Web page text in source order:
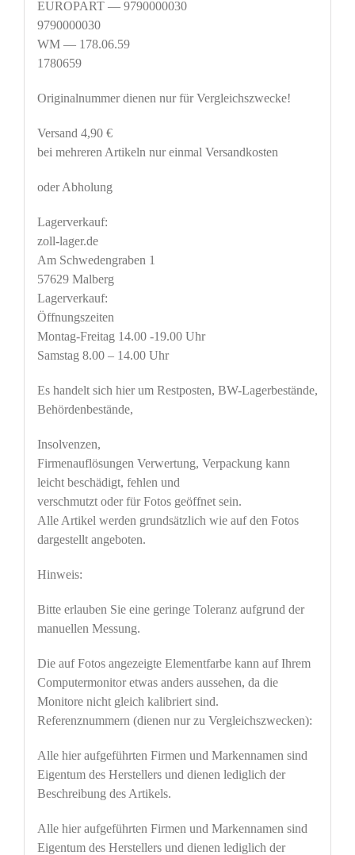
EUROPART — 9790000030
9790000030
WM — 178.06.59
1780659
Originalnummer dienen nur für Vergleichszwecke!
Versand 4,90 €
bei mehreren Artikeln nur einmal Versandkosten
oder Abholung
Lagerverkauf:
zoll-lager.de
Am Schwedengraben 1
57629 Malberg
Lagerverkauf:
Öffnungszeiten
Montag-Freitag 14.00 -19.00 Uhr
Samstag 8.00 – 14.00 Uhr
Es handelt sich hier um Restposten, BW-Lagerbestände,
Behördenbestände,
Insolvenzen,
Firmenauflösungen Verwertung, Verpackung kann
leicht beschädigt, fehlen und
verschmutzt oder für Fotos geöffnet sein.
Alle Artikel werden grundsätzlich wie auf den Fotos
dargestellt angeboten.
Hinweis:
Bitte erlauben Sie eine geringe Toleranz aufgrund der
manuellen Messung.
Die auf Fotos angezeigte Elementfarbe kann auf Ihrem
Computermonitor etwas anders aussehen, da die
Monitore nicht gleich kalibriert sind.
Referenznummern (dienen nur zu Vergleichszwecken):
Alle hier aufgeführten Firmen und Markennamen sind
Eigentum des Herstellers und dienen lediglich der
Beschreibung des Artikels.
Alle hier aufgeführten Firmen und Markennamen sind
Eigentum des Herstellers und dienen lediglich der